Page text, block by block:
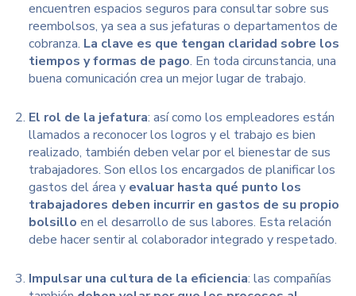
encuentren espacios seguros para consultar sobre sus
reembolsos, ya sea a sus jefaturas o departamentos de
cobranza. La clave es que tengan claridad sobre los
tiempos y formas de pago. En toda circunstancia, una
buena comunicación crea un mejor lugar de trabajo.
El rol de la jefatura: así como los empleadores están
llamados a reconocer los logros y el trabajo es bien
realizado, también deben velar por el bienestar de sus
trabajadores. Son ellos los encargados de planificar los
gastos del área y evaluar hasta qué punto los
trabajadores deben incurrir en gastos de su propio
bolsillo en el desarrollo de sus labores. Esta relación
debe hacer sentir al colaborador integrado y respetado.
Impulsar una cultura de la eficiencia: las compañías